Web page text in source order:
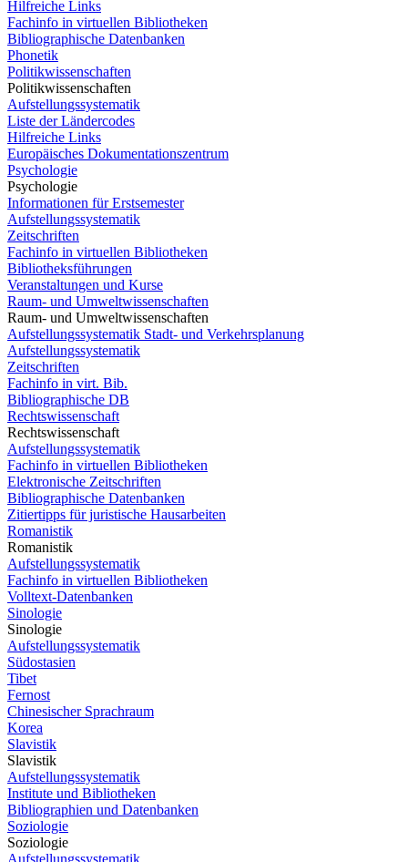
Hilfreiche Links
Fachinfo in virtuellen Bibliotheken
Bibliographische Datenbanken
Phonetik
Politikwissenschaften
Politikwissenschaften
Aufstellungssystematik
Liste der Ländercodes
Hilfreiche Links
Europäisches Dokumentationszentrum
Psychologie
Psychologie
Informationen für Erstsemester
Aufstellungssystematik
Zeitschriften
Fachinfo in virtuellen Bibliotheken
Bibliotheksführungen
Veranstaltungen und Kurse
Raum- und Umweltwissenschaften
Raum- und Umweltwissenschaften
Aufstellungssystematik Stadt- und Verkehrsplanung
Aufstellungssystematik
Zeitschriften
Fachinfo in virt. Bib.
Bibliographische DB
Rechtswissenschaft
Rechtswissenschaft
Aufstellungssystematik
Fachinfo in virtuellen Bibliotheken
Elektronische Zeitschriften
Bibliographische Datenbanken
Zitiertipps für juristische Hausarbeiten
Romanistik
Romanistik
Aufstellungssystematik
Fachinfo in virtuellen Bibliotheken
Volltext-Datenbanken
Sinologie
Sinologie
Aufstellungssystematik
Südostasien
Tibet
Fernost
Chinesischer Sprachraum
Korea
Slavistik
Slavistik
Aufstellungssystematik
Institute und Bibliotheken
Bibliographien und Datenbanken
Soziologie
Soziologie
Aufstellungssystematik